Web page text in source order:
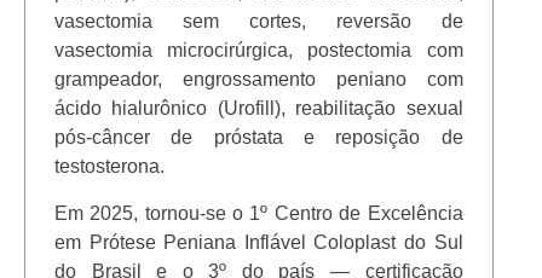
vasectomia sem cortes, reversão de
vasectomia microcirúrgica, postectomia com
grampeador, engrossamento peniano com
ácido hialurônico (Urofill), reabilitação sexual
pós-câncer de próstata e reposição de
testosterona.
Em 2025, tornou-se o 1º Centro de Excelência
em Prótese Peniana Inflável Coloplast do Sul
do Brasil e o 3º do país — certificação